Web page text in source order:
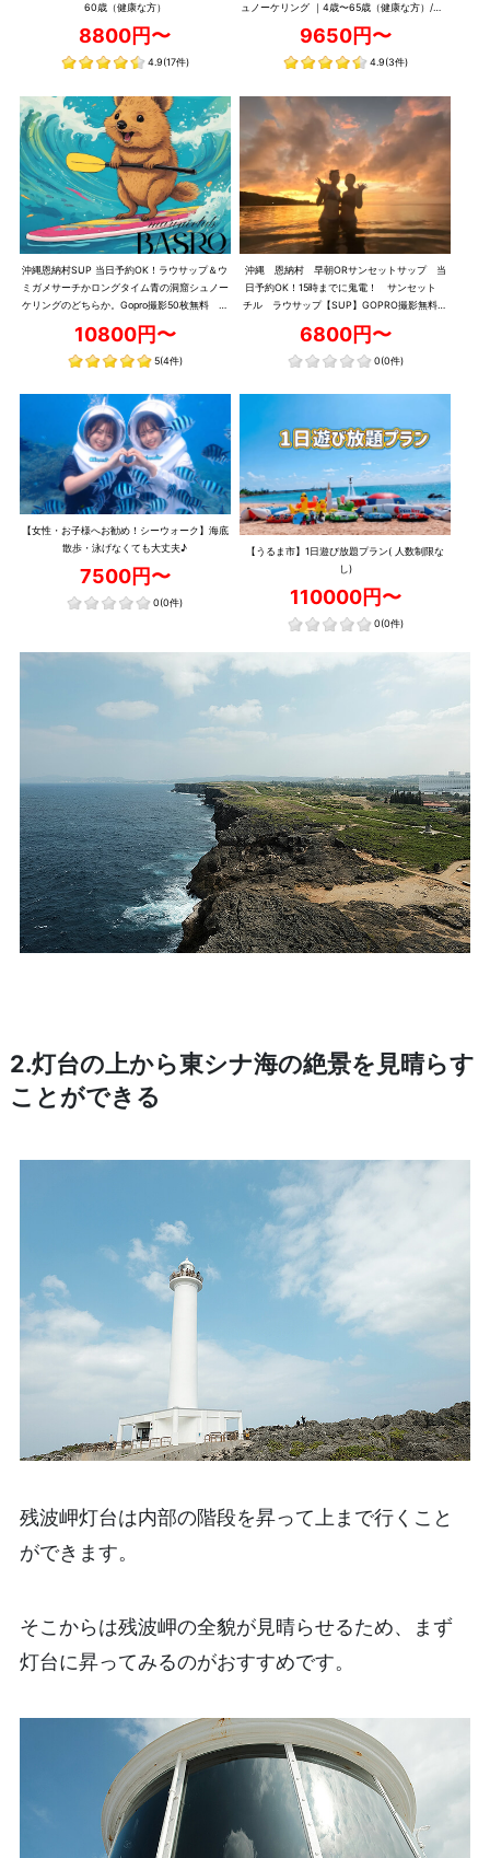
60歳（健康な方）
8800円〜
4.9(17件)
ュノーケリング ｜4歳〜65歳（健康な方）/約3
時間
9650円〜
4.9(3件)
沖縄恩納村SUP 当日予約OK！ラウサップ＆ウ
ミガメサーチかロングタイム青の洞窟シュノー
ケリングのどちらか。Gopro撮影50枚無料 ラ
ウ兄のお店！素潜りできます♪
10800円〜
5(4件)
沖縄 恩納村 早朝ORサンセットサップ 当
日予約OK！15時までに鬼電！ サンセット
チル ラウサップ【SUP】GOPRO撮影無料！
ラウ兄のお店！
6800円〜
0(0件)
【女性・お子様へお勧め！シーウォーク】海底
散歩・泳げなくても大丈夫♪
7500円〜
0(0件)
【うるま市】1日遊び放題プラン( 人数制限な
し)
110000円〜
0(0件)
2.灯台の上から東シナ海の絶景を見晴らす
ことができる
残波岬灯台は内部の階段を昇って上まで行くこと
ができます。
そこからは残波岬の全貌が見晴らせるため、まず
灯台に昇ってみるのがおすすめです。